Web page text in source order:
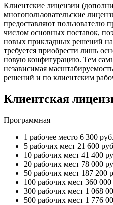
Клиентские лицензии
многопользовательские
предоставляют пользователю
числом основных поставок,
новых прикладных решений на
требуется приобрести лишь
новую конфигурацию. Тем
независимая
решений и по клиентским
Клиентская
Программная
1 рабочее место 6 300 руб.
5 рабочих мест 21 600
10 рабочих мест 41 400
20 рабочих мест 78 000
50 рабочих мест 187 200
100 рабочих мест 360 000
300 рабочих мест 1 068
500 рабочих мест 1 776